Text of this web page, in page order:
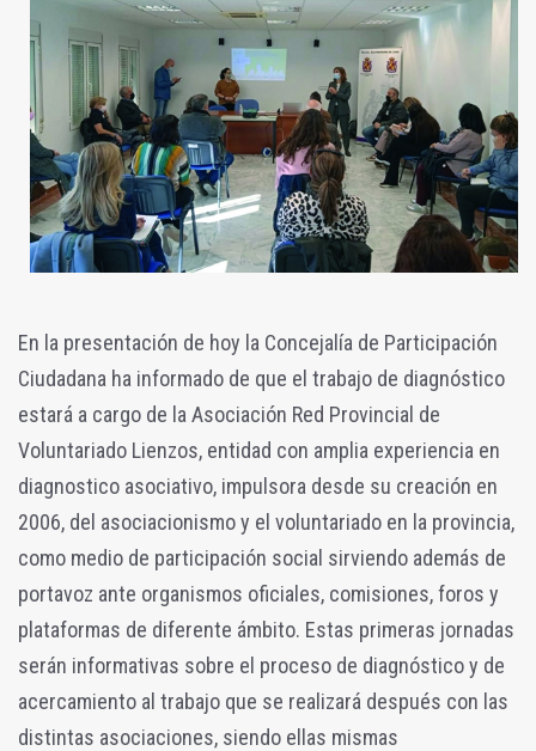
En la presentación de hoy la Concejalía de Participación
Ciudadana ha informado de que el trabajo de diagnóstico
estará a cargo de la Asociación Red Provincial de
Voluntariado Lienzos, entidad con amplia experiencia en
diagnostico asociativo, impulsora desde su creación en
2006, del asociacionismo y el voluntariado en la provincia,
como medio de participación social sirviendo además de
portavoz ante organismos oficiales, comisiones, foros y
plataformas de diferente ámbito. Estas primeras jornadas
serán informativas sobre el proceso de diagnóstico y de
acercamiento al trabajo que se realizará después con las
distintas asociaciones, siendo ellas mismas